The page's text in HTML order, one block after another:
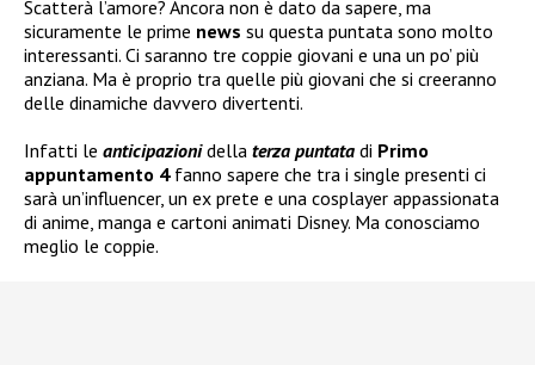
Scatterà l’amore? Ancora non è dato da sapere, ma
sicuramente le prime news su questa puntata sono molto
interessanti. Ci saranno tre coppie giovani e una un po’ più
anziana. Ma è proprio tra quelle più giovani che si creeranno
delle dinamiche davvero divertenti.
Infatti le anticipazionidella terza puntata di Primo
appuntamento 4fanno sapere che tra i single presenti ci
sarà un’influencer, un ex prete e una cosplayer appassionata
di anime, manga e cartoni animati Disney. Ma conosciamo
meglio le coppie.